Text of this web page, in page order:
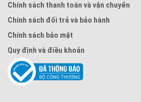
Chính sách thanh toán và vận chuyển
Chính sách đổi trả và bảo hành
Chính sách bảo mật
Quy định và điều khoản